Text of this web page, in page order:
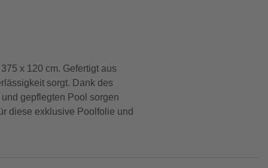
x 120 cm. Gefertigt aus
sorgt. Dank des
gepflegten Pool sorgen
diese exklusive Poolfolie und